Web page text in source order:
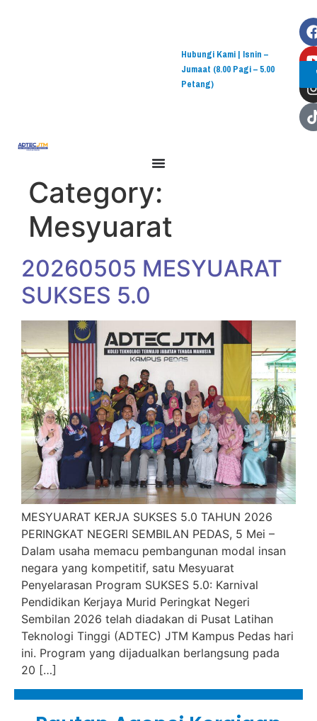
Hubungi Kami | Isnin –
Jumaat (8.00 Pagi – 5.00
Petang)
Category:
Mesyuarat
20260505 MESYUARAT
SUKSES 5.0
MESYUARAT KERJA SUKSES 5.0 TAHUN 2026
PERINGKAT NEGERI SEMBILAN PEDAS, 5 Mei –
Dalam usaha memacu pembangunan modal insan
negara yang kompetitif, satu Mesyuarat
Penyelarasan Program SUKSES 5.0: Karnival
Pendidikan Kerjaya Murid Peringkat Negeri
Sembilan 2026 telah diadakan di Pusat Latihan
Teknologi Tinggi (ADTEC) JTM Kampus Pedas hari
ini. Program yang dijadualkan berlangsung pada
20 […]